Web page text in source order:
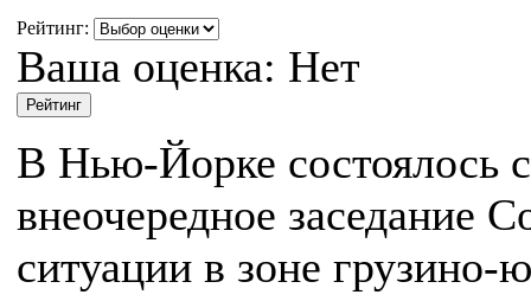
Рейтинг:
Ваша оценка: Нет
В Нью-Йорке состоялось
внеочередное заседание
ситуации в зоне грузино-